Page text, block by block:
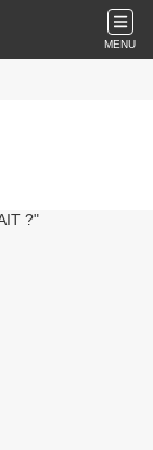
MENU